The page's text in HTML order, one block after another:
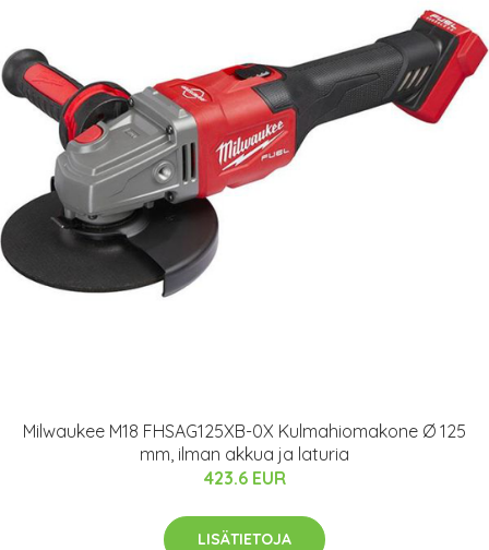
Milwaukee M18 FHSAG125XB-0X Kulmahiomakone Ø 125
mm, ilman akkua ja laturia
423.6 EUR
LISÄTIETOJA